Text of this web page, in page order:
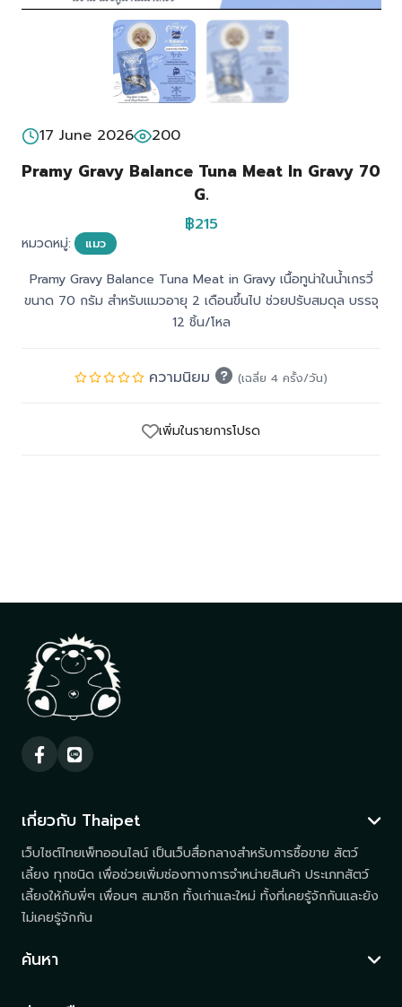
17 June 2026 200
Pramy Gravy Balance Tuna Meat In Gravy 70
G.
฿215
หมวดหมู่: แมว
Pramy Gravy Balance Tuna Meat in Gravy เนื้อทูน่าในน้ำเกรวี่
ขนาด 70 กรัม สำหรับแมวอายุ 2 เดือนขึ้นไป ช่วยปรับสมดุล บรรจุ
12 ชิ้น/โหล
ความนิยม (เฉลี่ย 4 ครั้ง/วัน)
เพิ่มในรายการโปรด
เกี่ยวกับ Thaipet
เว็บไซต์ไทยเพ็ทออนไลน์ เป็นเว็บสื่อกลางสำหรับการซื้อขาย สัตว์
เลี้ยง ทุกชนิด เพื่อช่วยเพิ่มช่องทางการจำหน่ายสินค้า ประเภทสัตว์
เลี้ยงให้กับพี่ๆ เพื่อนๆ สมาชิก ทั้งเก่าและใหม่ ทั้งที่เคยรู้จักกันและยัง
ไม่เคยรู้จักกัน
ค้นหา